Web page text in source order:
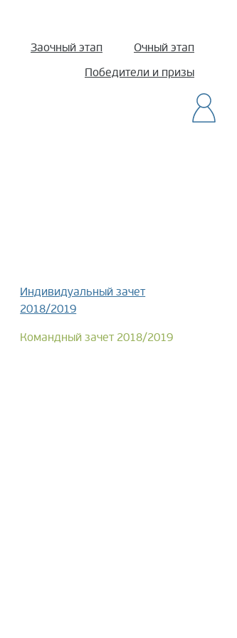
Заочный этап
Очный этап
Победители и призы
Индивидуальный зачет
2018/2019
Командный зачет 2018/2019